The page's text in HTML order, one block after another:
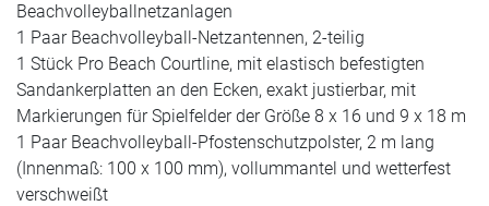
Beachvolleyballnetzanlagen
1 Paar Beachvolleyball-Netzantennen, 2-teilig
1 Stück Pro Beach Courtline, mit elastisch befestigten
Sandankerplatten an den Ecken, exakt justierbar, mit
Markierungen für Spielfelder der Größe 8 x 16 und 9 x 18 m
1 Paar Beachvolleyball-Pfostenschutzpolster, 2 m lang
(Innenmaß: 100 x 100 mm), vollummantel und wetterfest
verschweißt